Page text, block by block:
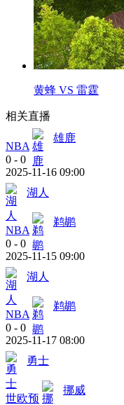
黄蜂 VS 雷霆
相关直播
NBA
雄鹿
0 - 0
2025-11-16 09:00
湖人
NBA
鹈鹕
0 - 0
2025-11-15 09:00
湖人
NBA
鹈鹕
0 - 0
2025-11-17 08:00
勇士
世欧预
挪威